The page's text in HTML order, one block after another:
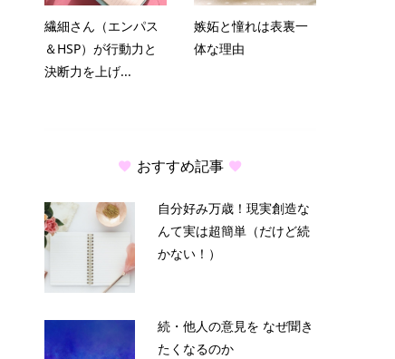
繊細さん（エンパス
＆HSP）が行動力と
決断力を上げ...
嫉妬と憧れは表裏一
体な理由
おすすめ記事
自分好み万歳！現実創造な
んて実は超簡単（だけど続
かない！）
続・他人の意見を なぜ聞き
たくなるのか